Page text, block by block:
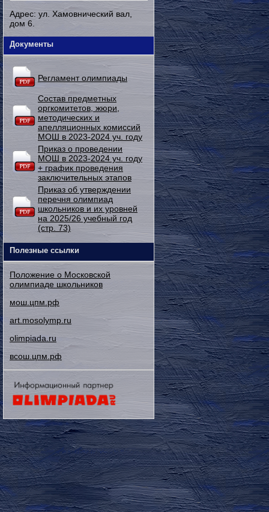
Адрес: ул. Хамовнический вал,
дом 6.
Документы
Регламент олимпиады
Состав предметных
оргкомитетов, жюри,
методических и
апелляционных комиссий
МОШ в 2023-2024 уч. году
Приказ о проведении
МОШ в 2023-2024 уч. году
+ график проведения
заключительных этапов
Приказ об утверждении
перечня олимпиад
школьников и их уровней
на 2025/26 учебный год
(стр. 73)
Полезные ссылки
Положение о Московской
олимпиаде школьников
мош.цпм.рф
art.mosolymp.ru
olimpiada.ru
всош.цпм.рф